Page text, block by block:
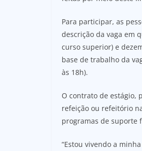
Para participar, as
descrição da vaga em
curso superior) e
base de trabalho da
às 18h).
O contrato de estágio,
refeição ou refeitório
programas de suporte
“Estou vivendo a